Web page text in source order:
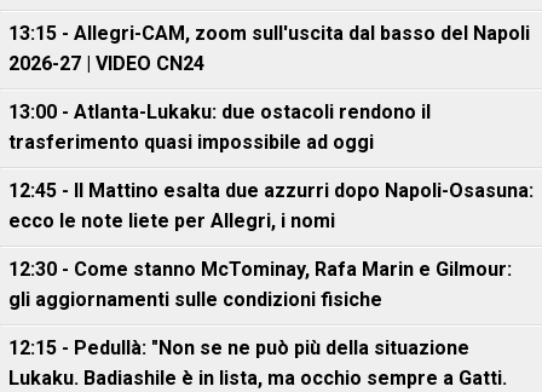
13:15 - Allegri-CAM, zoom sull'uscita dal basso del Napoli
2026-27 | VIDEO CN24
13:00 - Atlanta-Lukaku: due ostacoli rendono il
trasferimento quasi impossibile ad oggi
12:45 - Il Mattino esalta due azzurri dopo Napoli-Osasuna:
ecco le note liete per Allegri, i nomi
12:30 - Come stanno McTominay, Rafa Marin e Gilmour:
gli aggiornamenti sulle condizioni fisiche
12:15 - Pedullà: "Non se ne può più della situazione
Lukaku. Badiashile è in lista, ma occhio sempre a Gatti.